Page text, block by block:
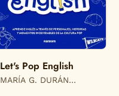
Let's Pop English
MARÍA G. DURÁN